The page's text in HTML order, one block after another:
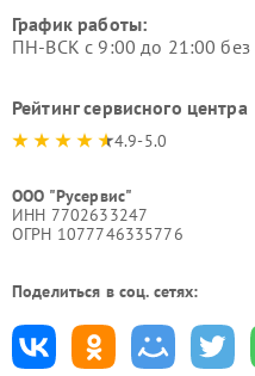
График работы:
ПН-ВСК с 9:00 до 21:00
Рейтинг сервисного центра
4.9-5.0
ООО "Русервис"
ИНН 7702633247
ОГРН 1077746335776
Поделиться в соц. сетях: